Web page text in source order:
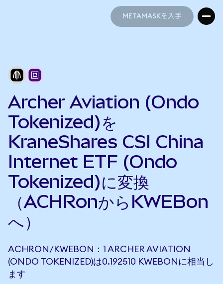
METAMASKを入手
Archer Aviation (Ondo
Tokenized)を
KraneShares CSI China
Internet ETF (Ondo
Tokenized)に変換
（ACHRonからKWEBon
へ）
ACHRON/KWEBON：1 ARCHER AVIATION
(ONDO TOKENIZED)は0.192510 KWEBONに相当し
ます